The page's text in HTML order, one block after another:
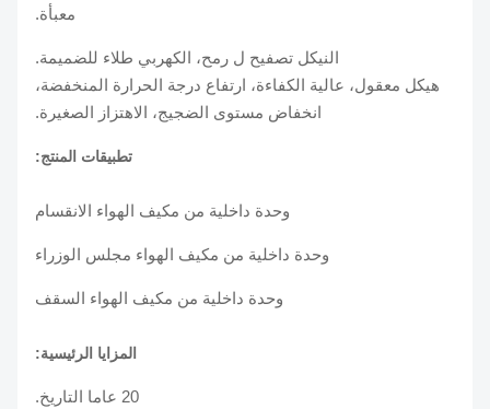
معبأة.
النيكل تصفيح ل رمح، الكهربي طلاء للضميمة.
هيكل معقول، عالية الكفاءة، ارتفاع درجة الحرارة المنخفضة،
انخفاض مستوى الضجيج، الاهتزاز الصغيرة.
تطبيقات المنتج:
وحدة داخلية من مكيف الهواء الانقسام
وحدة داخلية من مكيف الهواء مجلس الوزراء
وحدة داخلية من مكيف الهواء السقف
المزايا الرئيسية: